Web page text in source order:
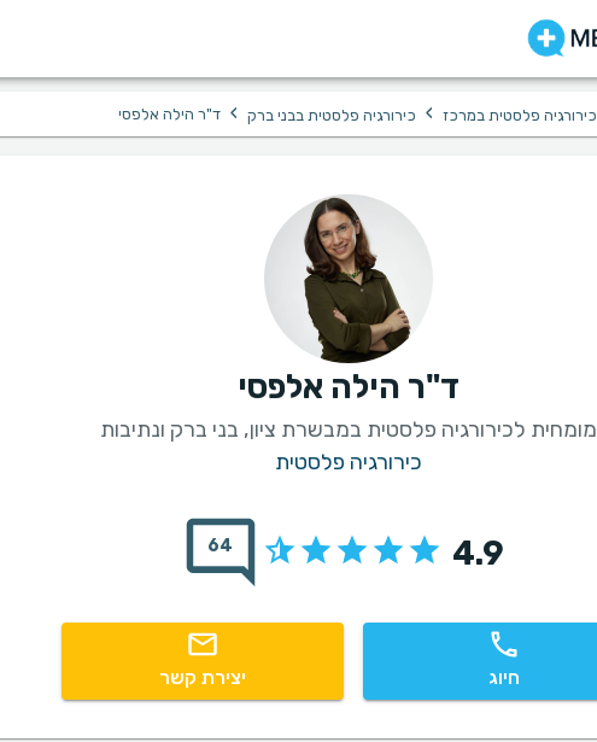
כירורגיה פלסטית במרכז › כירורגיה פלסטית בבני ברק › ד"ר הילה אלפסי
ד"ר הילה אלפסי
מומחית לכירורגיה פלסטית במבשרת ציון, בני ברק ונתיבות
כירורגיה פלסטית
4.9
64
חיוג יצירת קשר